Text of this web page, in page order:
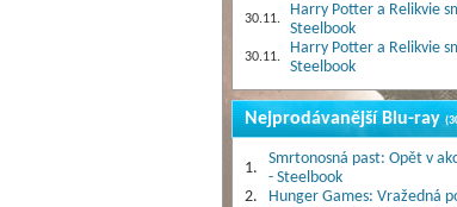
30.11.
Harry Potter a Relikvie
Steelbook
30.11.
Harry Potter a Relikvie
Steelbook
Nejprodávanější Blu-ray
1.
Smrtonosná past: Opět v
- Steelbook
2.
Hunger Games: Vražedná